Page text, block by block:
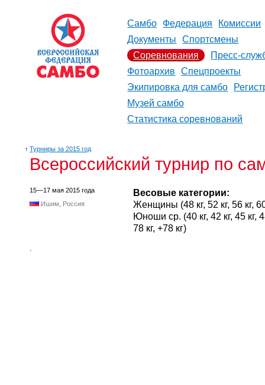
Самбо Федерация
Комиссии
Документы
Спортсмены
Соревнования
Пресс-
Фотоархив
Спецпроекты
Экипировка для самбо
Музей самбо
Статистика соревнований
↑ Турниры за 2015 год
Всероссийский турнир по
15—17 мая 2015 года
Ишим, Россия
Весовые категории:
Женщины (48 кг, 52 кг, 56 кг, 60
Юноши ср. (40 кг, 42 кг, 45 кг,
78 кг, +78 кг)
.